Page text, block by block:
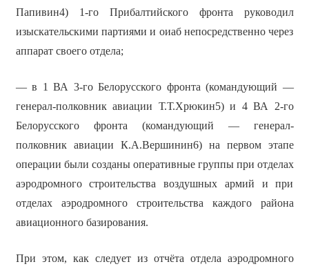
Папивин4) 1-го Прибалтийского фронта руководил
изыскательскими партиями и оиаб непосредственно через
аппарат своего отдела;
— в 1 ВА 3-го Белорусского фронта (командующий —
генерал-полковник авиации Т.Т.Хрюкин5) и 4 ВА 2-го
Белорусского фронта (командующий — генерал-
полковник авиации К.А.Вершинин6) на первом этапе
операции были созданы оперативные группы при отделах
аэродромного строительства воздушных армий и при
отделах аэродромного строительства каждого района
авиационного базирования.
При этом, как следует из отчёта отдела аэродромного